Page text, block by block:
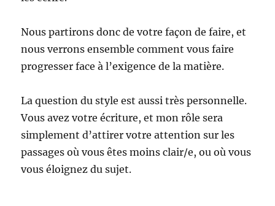
Nous partirons donc de votre façon de faire, et
nous verrons ensemble comment vous faire
progresser face à l’exigence de la matière.
La question du style est aussi très personnelle.
Vous avez votre écriture, et mon rôle sera
simplement d’attirer votre attention sur les
passages où vous êtes moins clair/e, ou où vous
vous éloignez du sujet.